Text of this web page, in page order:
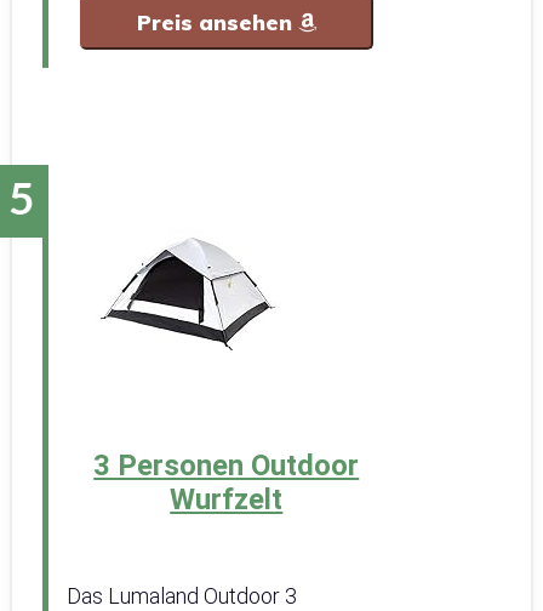
Preis ansehen
3 Personen Outdoor
Wurfzelt
Das Lumaland Outdoor 3